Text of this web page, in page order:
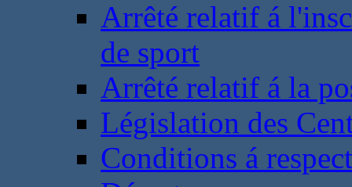
Arrêté relatif á
de sport
Arrêté relatif á la
Législation des
Conditions á